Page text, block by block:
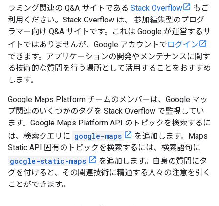
ラミング関連の Q&A サイトである Stack Overflow
もご
利用ください。Stack Overflow は、 参加編集型のプログ
ラマー向け Q&A サイトです。これは Google が運営するサ
イトではありませんが、Google アカウントでログイン
できます。アプリケーションの開発やメンテナンスに関す
る技術的な質問を行う場所として活用することをおすすめ
します。
Google Maps Platform チームのメンバーは、Google マッ
プ関連のいくつかのタグを Stack Overflow で監視してい
ます。Google Maps Platform API のトピックを検索するに
は、検索クエリに google-maps
を追加します。Maps
Static API 固有のトピックを検索するには、検索語句に
google-static-maps
を追加します。自身の質問にタ
グを付けると、その関連技術に精通する人々の注意を引く
ことができます。